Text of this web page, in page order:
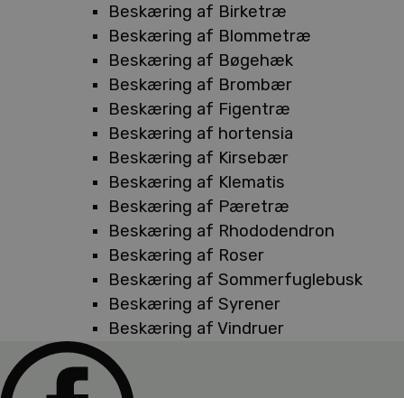
Beskæring af Birketræ
Beskæring af Blommetræ
Beskæring af Bøgehæk
Beskæring af Brombær
Beskæring af Figentræ
Beskæring af hortensia
Beskæring af Kirsebær
Beskæring af Klematis
Beskæring af Pæretræ
Beskæring af Rhododendron
Beskæring af Roser
Beskæring af Sommerfuglebusk
Beskæring af Syrener
Beskæring af Vindruer